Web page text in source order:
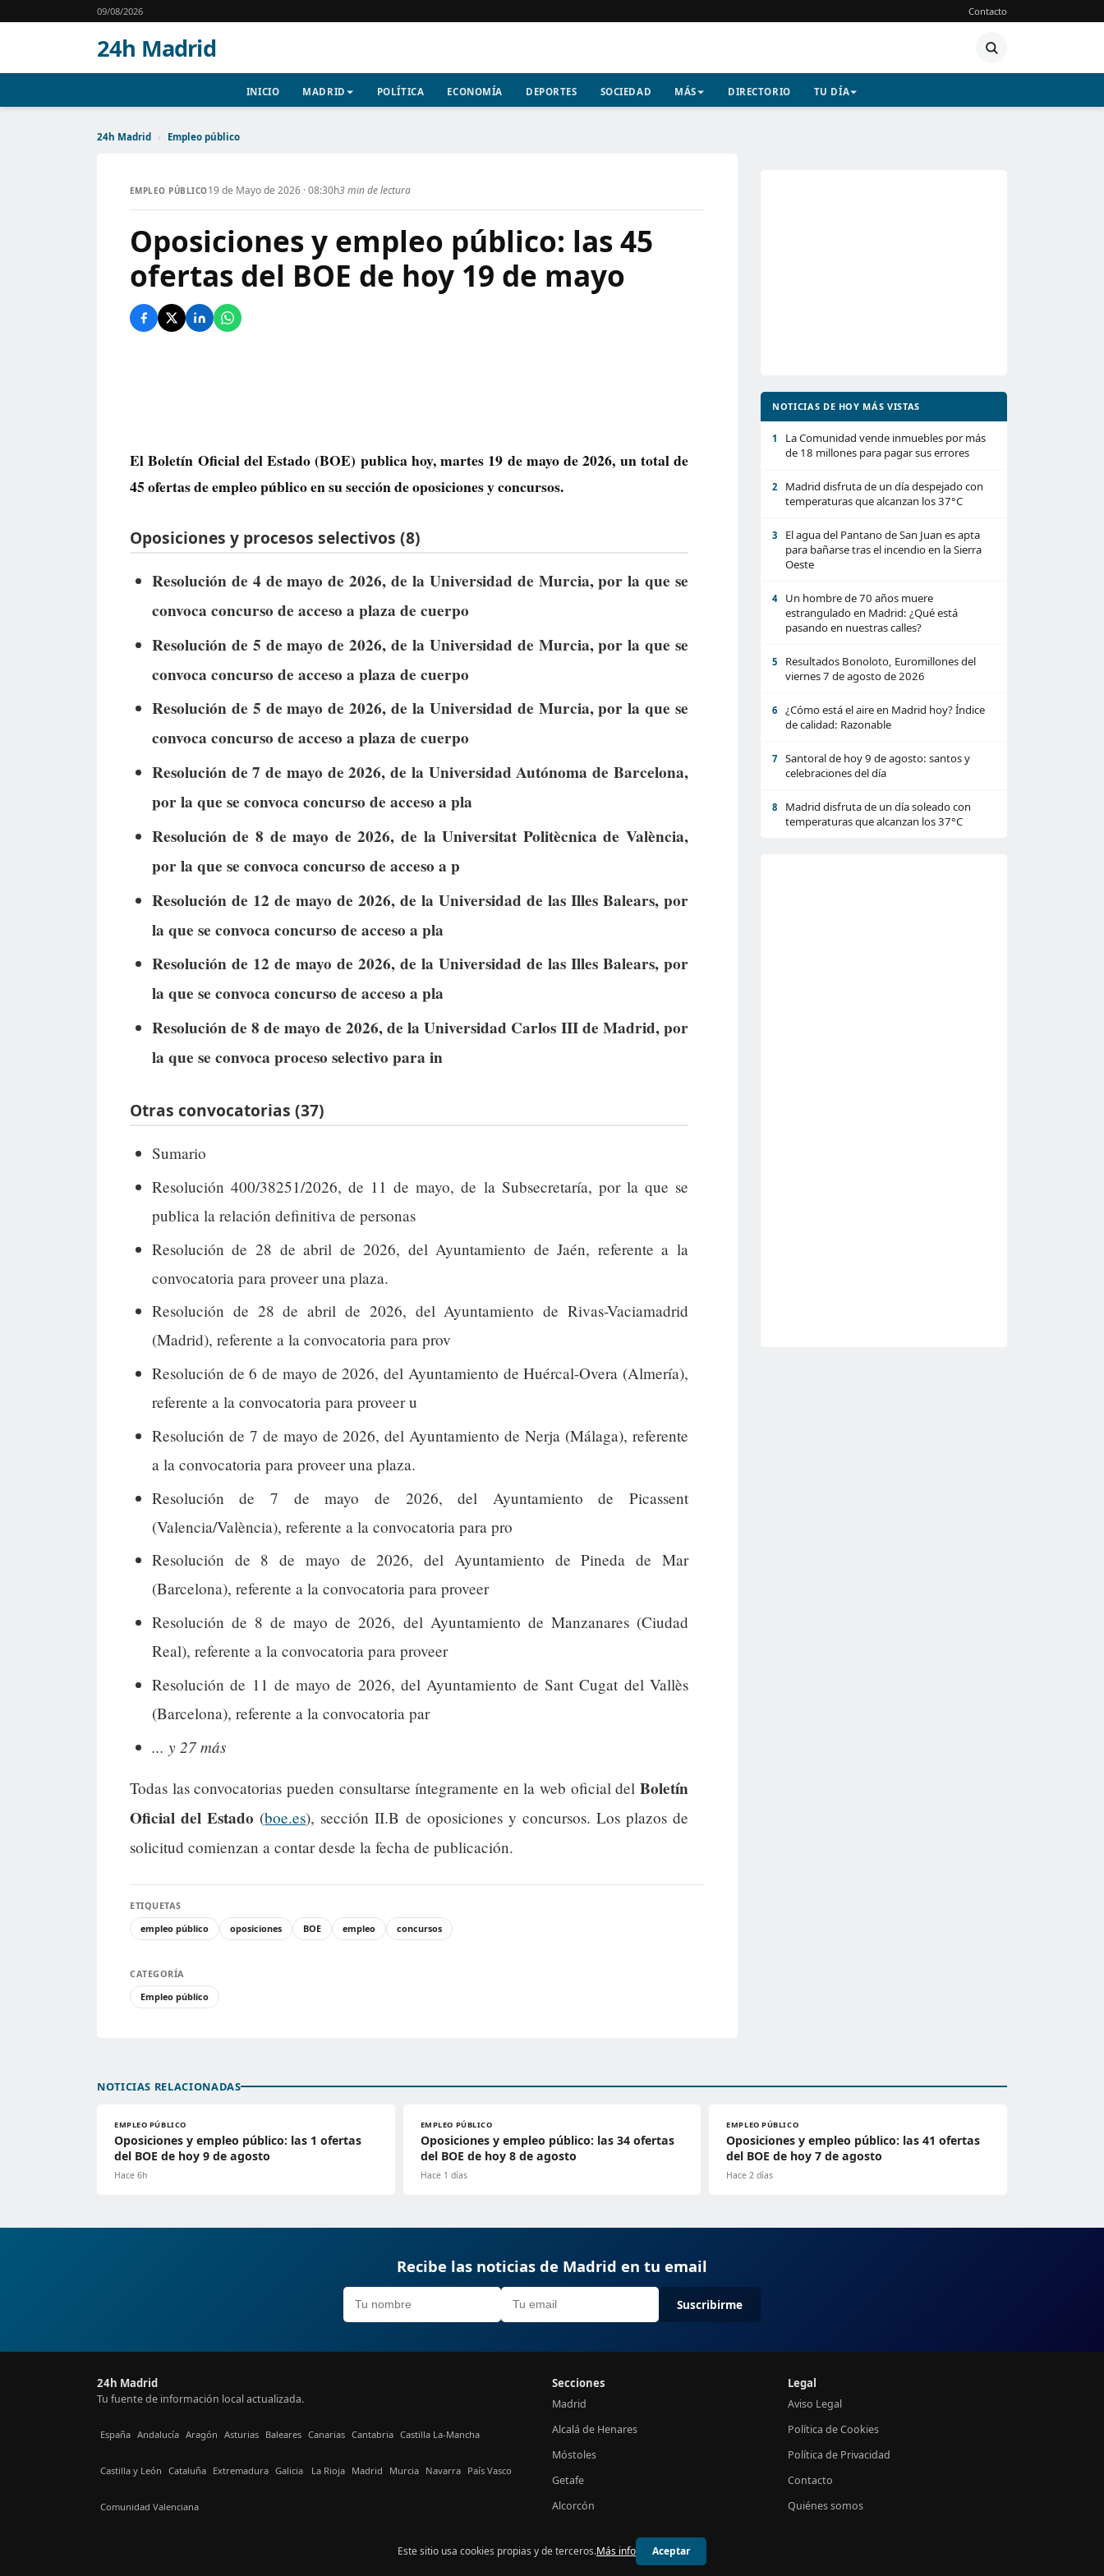
09/08/2026 Contacto
24h Madrid
INICIO MADRID POLÍTICA ECONOMÍA DEPORTES SOCIEDAD MÁS DIRECTORIO TU DÍA
24h Madrid › Empleo público
EMPLEO PÚBLICO19 de Mayo de 2026 · 08:30h3 min de lectura
Oposiciones y empleo público: las 45
ofertas del BOE de hoy 19 de mayo
El Boletín Oficial del Estado (BOE) publica hoy, martes 19 de mayo de 2026, un total de
45 ofertas de empleo públicoen su sección de oposiciones y concursos.
Oposiciones y procesos selectivos (8)
Resolución de 4 de mayo de 2026, de la Universidad de Murcia, por la que se
convoca concurso de acceso a plaza de cuerpo
Resolución de 5 de mayo de 2026, de la Universidad de Murcia, por la que se
convoca concurso de acceso a plaza de cuerpo
Resolución de 5 de mayo de 2026, de la Universidad de Murcia, por la que se
convoca concurso de acceso a plaza de cuerpo
Resolución de 7 de mayo de 2026, de la Universidad Autónoma de Barcelona,
por la que se convoca concurso de acceso a pla
Resolución de 8 de mayo de 2026, de la Universitat Politècnica de València,
por la que se convoca concurso de acceso a p
Resolución de 12 de mayo de 2026, de la Universidad de las Illes Balears, por
la que se convoca concurso de acceso a pla
Resolución de 12 de mayo de 2026, de la Universidad de las Illes Balears, por
la que se convoca concurso de acceso a pla
Resolución de 8 de mayo de 2026, de la Universidad Carlos III de Madrid, por
la que se convoca proceso selectivo para in
Otras convocatorias (37)
Sumario
Resolución 400/38251/2026, de 11 de mayo, de la Subsecretaría, por la que se
publica la relación definitiva de personas
Resolución de 28 de abril de 2026, del Ayuntamiento de Jaén, referente a la
convocatoria para proveer una plaza.
Resolución de 28 de abril de 2026, del Ayuntamiento de Rivas-Vaciamadrid
(Madrid), referente a la convocatoria para prov
Resolución de 6 de mayo de 2026, del Ayuntamiento de Huércal-Overa (Almería),
referente a la convocatoria para proveer u
Resolución de 7 de mayo de 2026, del Ayuntamiento de Nerja (Málaga), referente
a la convocatoria para proveer una plaza.
Resolución de 7 de mayo de 2026, del Ayuntamiento de Picassent
(Valencia/València), referente a la convocatoria para pro
Resolución de 8 de mayo de 2026, del Ayuntamiento de Pineda de Mar
(Barcelona), referente a la convocatoria para proveer
Resolución de 8 de mayo de 2026, del Ayuntamiento de Manzanares (Ciudad
Real), referente a la convocatoria para proveer
Resolución de 11 de mayo de 2026, del Ayuntamiento de Sant Cugat del Vallès
(Barcelona), referente a la convocatoria par
... y 27 más
Todas las convocatorias pueden consultarse íntegramente en la web oficial del Boletín
Oficial del Estado (boe.es), sección II.B de oposiciones y concursos. Los plazos de
solicitud comienzan a contar desde la fecha de publicación.
ETIQUETAS
empleo público
oposiciones BOE empleo concursos
CATEGORÍA
Empleo público
NOTICIAS DE HOY MÁS VISTAS
1
La Comunidad vende inmuebles por más
de 18 millones para pagar sus errores
2
Madrid disfruta de un día despejado con
temperaturas que alcanzan los 37°C
3
El agua del Pantano de San Juan es apta
para bañarse tras el incendio en la Sierra
Oeste
4
Un hombre de 70 años muere
estrangulado en Madrid: ¿Qué está
pasando en nuestras calles?
5
Resultados Bonoloto, Euromillones del
viernes 7 de agosto de 2026
6
¿Cómo está el aire en Madrid hoy? Índice
de calidad: Razonable
7
Santoral de hoy 9 de agosto: santos y
celebraciones del día
8
Madrid disfruta de un día soleado con
temperaturas que alcanzan los 37°C
NOTICIAS RELACIONADAS
EMPLEO PÚBLICO
Oposiciones y empleo público: las 1 ofertas
del BOE de hoy 9 de agosto
Hace 6h
EMPLEO PÚBLICO
Oposiciones y empleo público: las 34 ofertas
del BOE de hoy 8 de agosto
Hace 1 días
EMPLEO PÚBLICO
Oposiciones y empleo público: las 41 ofertas
del BOE de hoy 7 de agosto
Hace 2 días
Recibe las noticias de Madrid en tu email
Suscribirme
24h Madrid
Tu fuente de información local actualizada.
España Andalucía Aragón Asturias Baleares Canarias Cantabria Castilla La-Mancha
Castilla y León Cataluña Extremadura Galicia La Rioja Madrid Murcia Navarra País Vasco
Comunidad Valenciana
Secciones
Madrid
Alcalá de Henares
Móstoles
Getafe
Alcorcón
Legal
Aviso Legal
Política de Cookies
Política de Privacidad
Contacto
Quiénes somos
© 2026 24h Madrid
Este sitio usa cookies propias y de terceros.Más info Aceptar